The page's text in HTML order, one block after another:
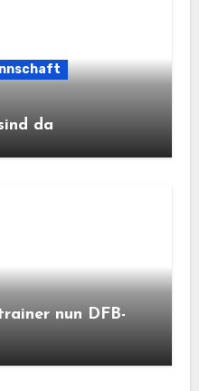
da
nun DFB-